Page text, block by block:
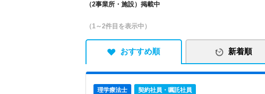
（2事業所・施設）掲載中
（1～2件目を表示中）
おすすめ順 新着順
理学療法士 契約社員・嘱託社員